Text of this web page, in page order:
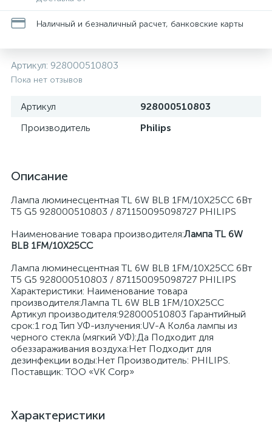
Наличный и безналичный расчет, банковские карты
Артикул: 928000510803
Пока нет отзывов
Артикул
928000510803
Производитель
Philips
Описание
Лампа люминесцентная TL 6W BLB 1FM/10X25CC 6Вт
T5 G5 928000510803 / 871150095098727 PHILIPS
Наименование товара производителя:Лампа TL 6W
BLB 1FM/10X25CC
Лампа люминесцентная TL 6W BLB 1FM/10X25CC 6Вт
T5 G5 928000510803 / 871150095098727 PHILIPS
Характеристики: Наименование товара
производителя:Лампа TL 6W BLB 1FM/10X25CC
Артикул производителя:928000510803 Гарантийный
срок:1 год Тип УФ-излучения:UV-A Колба лампы из
черного стекла (мягкий УФ):Да Подходит для
обеззараживания воздуха:Нет Подходит для
дезинфекции воды:Нет Производитель: PHILIPS.
Поставщик: ТОО «VK Corp»
Характеристики